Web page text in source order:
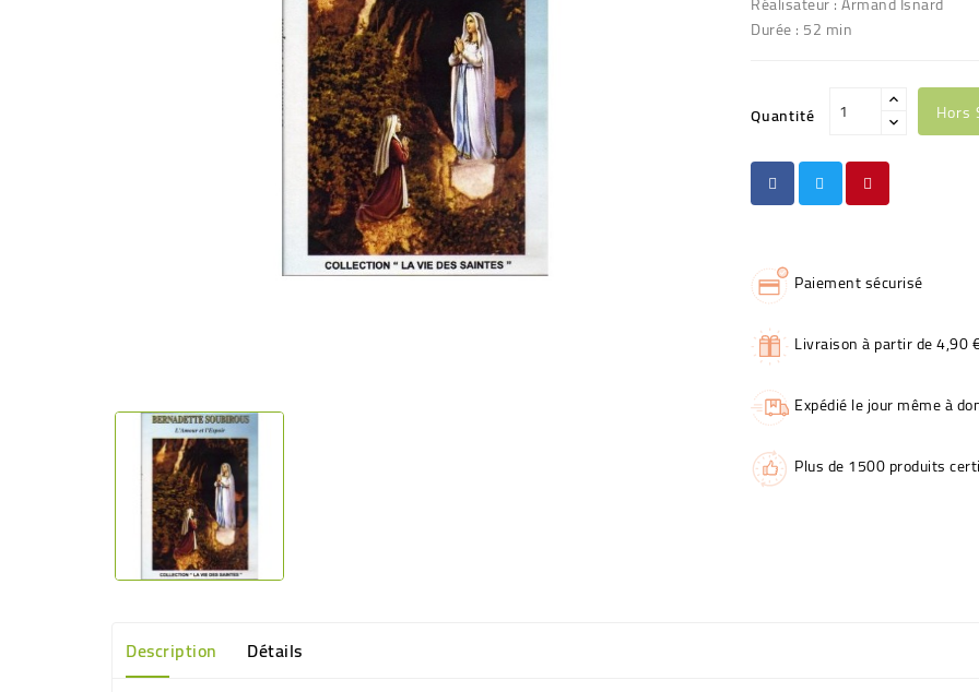
Durée : 52 min
Quantité Hors
Paiement sécurisé
Livraison à partir de 4,90
Expédié le jour même à
Plus de 1500 produits
Description Détails